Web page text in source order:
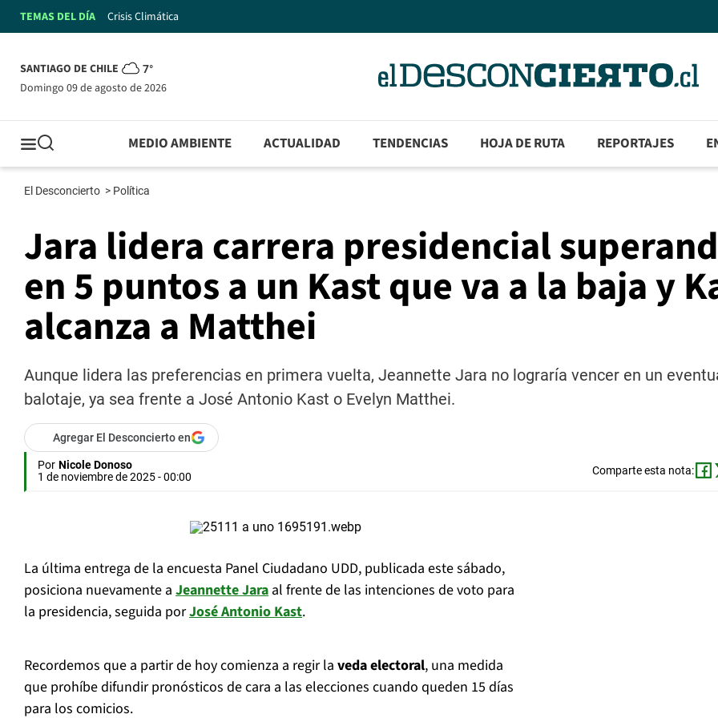
TEMAS DEL DÍA Crisis Climática
SANTIAGO DE CHILE 7°
domingo 09 de agosto de 2026
MEDIO AMBIENTE ACTUALIDAD TENDENCIAS HOJA DE RUTA REPORTAJES
El Desconcierto > Política
Jara lidera carrera presidencial
en 5 puntos a un Kast que va a la baja y
alcanza a Matthei
Aunque lidera las preferencias en primera vuelta, Jeannette Jara no lograría vencer en un
balotaje, ya sea frente a José Antonio Kast o Evelyn Matthei.
Agregar El Desconcierto en
Por Nicole Donoso
1 de noviembre de 2025 - 00:00
Comparte esta nota:
La última entrega de la encuesta Panel Ciudadano UDD, publicada este sábado,
posiciona nuevamente a Jeannette Jara al frente de las intenciones de voto para
la presidencia, seguida porJosé Antonio Kast.
Recordemos que a partir de hoy comienza a regir la veda electoral, una medida
que prohíbe difundir pronósticos de cara a las elecciones cuando queden 15 días
para los comicios.